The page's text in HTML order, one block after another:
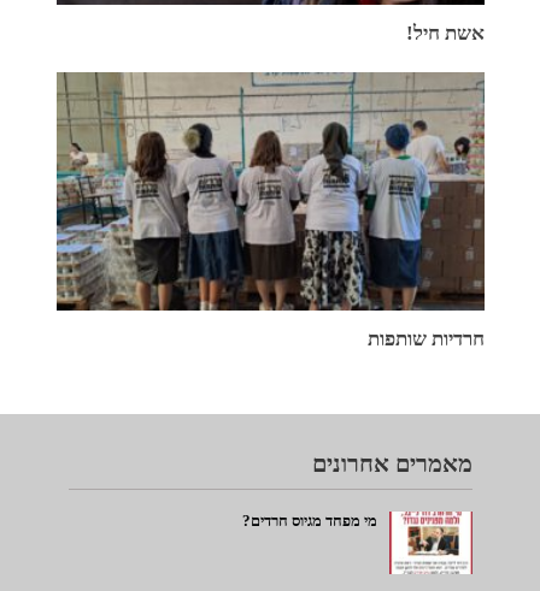
אשת חיל!
חרדיות שותפות
מאמרים אחרונים
מי מפחד מגיוס חרדים?